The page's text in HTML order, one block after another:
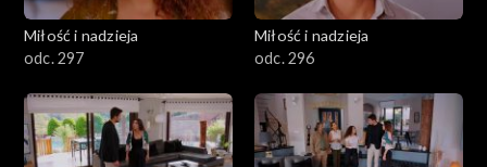
Miłość i nadzieja
odc. 297
Miłość i nadzieja
odc. 296